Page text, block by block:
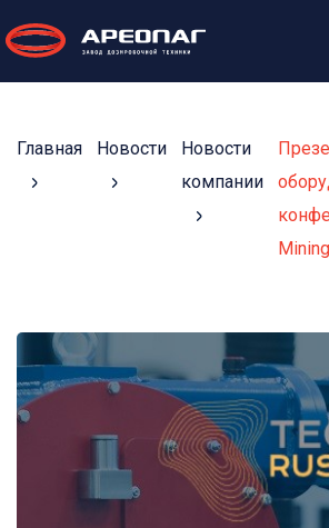
Главная Новости
Новости
компании